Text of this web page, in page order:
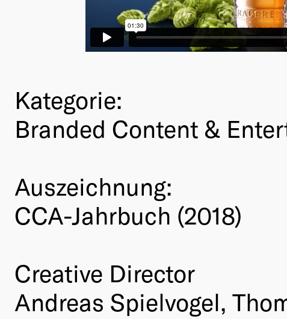
Kategorie:
Branded Content &
Auszeichnung:
CCA-Jahrbuch (2018)
Creative Director
Andreas Spielvogel,